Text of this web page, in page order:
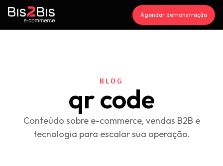
Agendar demonstração
BLOG
qr code
Conteúdo sobre e-commerce, vendas B2B e
tecnologia para escalar sua operação.